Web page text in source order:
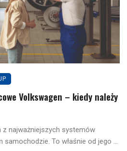
Volkswagen – kiedy należy
z najważniejszych systemów
To właśnie od jego ...